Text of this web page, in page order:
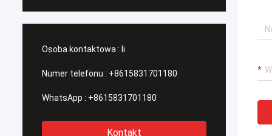
Osoba kontaktowa : li
Numer telefonu : +8615831701180
WhatsApp : +8615831701180
Kontakt